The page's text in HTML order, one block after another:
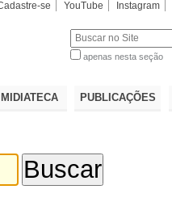
se YouTube Instagram
apenas nesta seção
MIDIATECA PUBLICAÇÕES